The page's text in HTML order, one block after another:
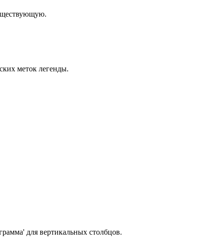
меток легенды.
для вертикальных столбцов.